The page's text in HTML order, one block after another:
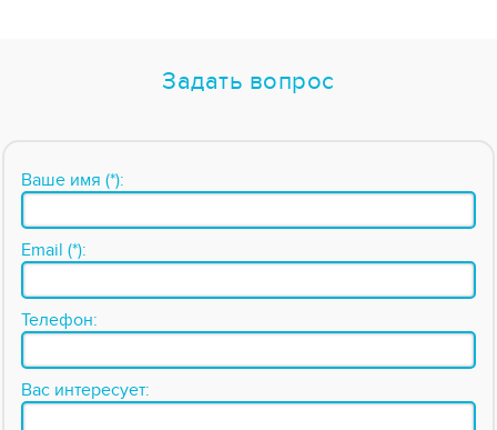
Задать вопрос
Ваше имя (*):
Email (*):
Телефон:
Вас интересует: